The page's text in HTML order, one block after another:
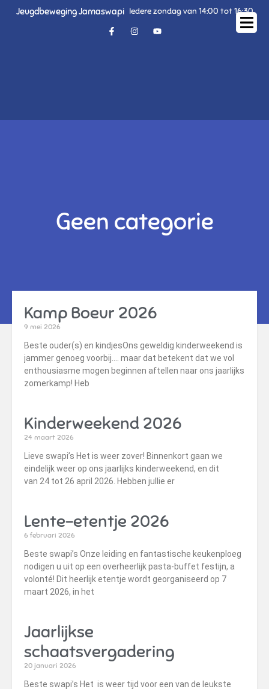
Jeugdbeweging Jamaswapi Iedere zondag van 14:00 tot 16:30
Geen categorie
Kamp Boeur 2026
9 mei 2026
Beste ouder(s) en kindjesOns geweldig kinderweekend is
jammer genoeg voorbij…. maar dat betekent dat we vol
enthousiasme mogen beginnen aftellen naar ons jaarlijks
zomerkamp! Heb
Kinderweekend 2026
24 maart 2026
Lieve swapi’s Het is weer zover! Binnenkort gaan we
eindelijk weer op ons jaarlijks kinderweekend, en dit
van 24 tot 26 april 2026. Hebben jullie er
Lente-etentje 2026
6 februari 2026
Beste swapi’s Onze leiding en fantastische keukenploeg
nodigen u uit op een overheerlijk pasta-buffet festijn, a
volonté! Dit heerlijk etentje wordt georganiseerd op 7
maart 2026, in het
Jaarlijkse
schaatsvergadering
20 januari 2026
Beste swapi’s Het is weer tijd voor een van de leukste